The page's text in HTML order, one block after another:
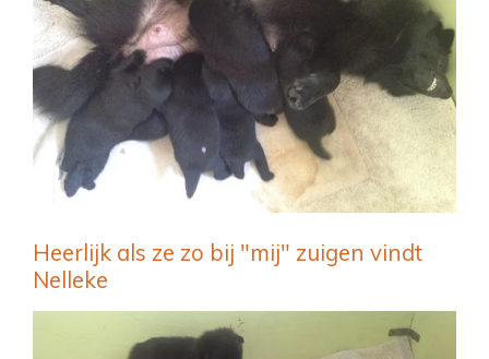
Heerlijk als ze zo bij "mij" zuigen vindt
Nelleke